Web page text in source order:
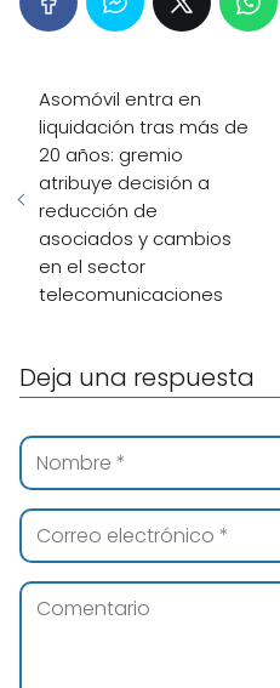
Asomóvil entra en
liquidación tras más de
20 años: gremio
atribuye decisión a
reducción de
asociados y cambios
en el sector
telecomunicaciones
Deja una respuesta